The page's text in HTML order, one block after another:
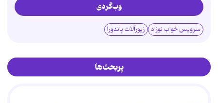
وب‌گردی
سرویس خواب نوزاد زیورآلات پاندورا
پربحث‌ها